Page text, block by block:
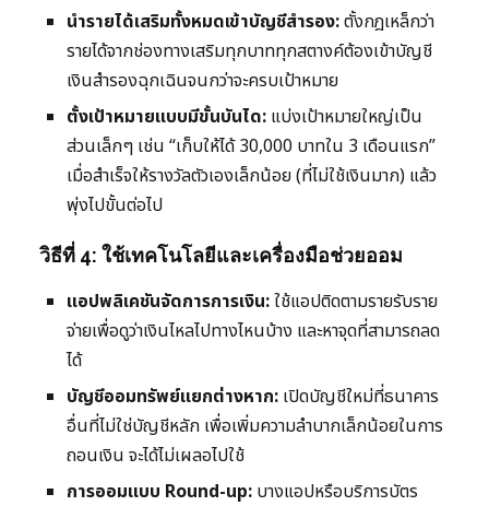
นำรายได้เสริมทั้งหมดเข้าบัญชีสำรอง:ตั้งกฎเหล็กว่า
รายได้จากช่องทางเสริมทุกบาททุกสตางค์ต้องเข้าบัญชี
เงินสำรองฉุกเฉินจนกว่าจะครบเป้าหมาย
ตั้งเป้าหมายแบบมีขั้นบันได: แบ่งเป้าหมายใหญ่เป็น
ส่วนเล็กๆ เช่น “เก็บให้ได้ 30,000 บาทใน 3 เดือนแรก”
เมื่อสำเร็จให้รางวัลตัวเองเล็กน้อย (ที่ไม่ใช้เงินมาก) แล้ว
พุ่งไปขั้นต่อไป
วิธีที่ 4: ใช้เทคโนโลยีและเครื่องมือช่วยออม
แอปพลิเคชันจัดการการเงิน:ใช้แอปติดตามรายรับราย
จ่ายเพื่อดูว่าเงินไหลไปทางไหนบ้าง และหาจุดที่สามารถลด
ได้
บัญชีออมทรัพย์แยกต่างหาก: เปิดบัญชีใหม่ที่ธนาคาร
อื่นที่ไม่ใช่บัญชีหลัก เพื่อเพิ่มความลำบากเล็กน้อยในการ
ถอนเงิน จะได้ไม่เผลอไปใช้
การออมแบบ Round-up: บางแอปหรือบริการบัตร